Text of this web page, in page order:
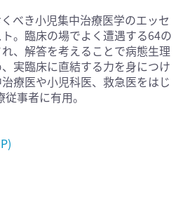
べき小児集中治療医学のエッセ
。臨床の場でよく遭遇する64の
、解答を考えることで病態生理
実臨床に直結する力を身につけ
療医や小児科医、救急医をはじ
事者に有用。